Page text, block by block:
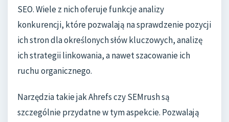
SEO. Wiele z nich oferuje funkcje analizy
konkurencji, które pozwalają na sprawdzenie pozycji
ich stron dla określonych słów kluczowych, analizę
ich strategii linkowania, a nawet szacowanie ich
ruchu organicznego.
Narzędzia takie jak Ahrefs czy SEMrush są
szczególnie przydatne w tym aspekcie. Pozwalają